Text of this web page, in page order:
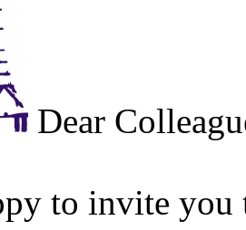
Dear
to invite